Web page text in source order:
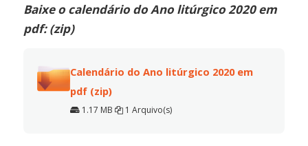
Baixe o calendário do Ano litúrgico 2020 em
pdf: (zip)
Calendário do Ano litúrgico 2020 em
pdf (zip)
1.17 MB 1 Arquivo(s)